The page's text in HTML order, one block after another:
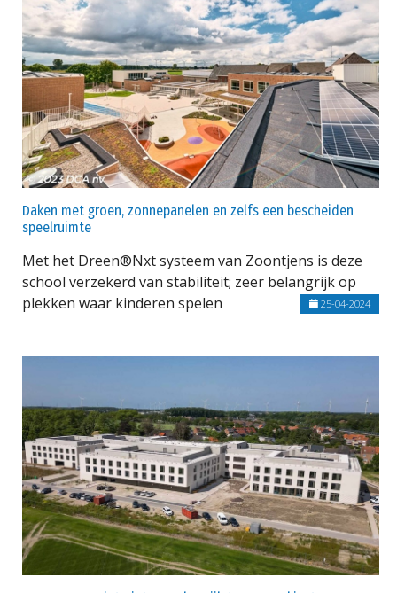
Daken met groen, zonnepanelen en zelfs een bescheiden
speelruimte
Met het Dreen®Nxt systeem van Zoontjens is deze
school verzekerd van stabiliteit; zeer belangrijk op
plekken waar kinderen spelen
25-04-2024